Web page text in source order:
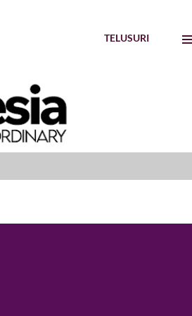
TELUSURI